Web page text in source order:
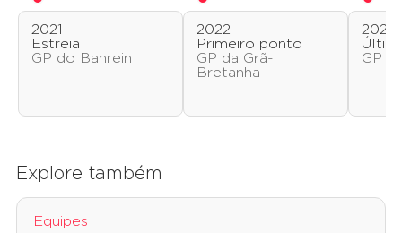
2021
Estreia
GP do Bahrein
2022
Primeiro ponto
GP da Grã-
Bretanha
2022
GP
Explore também
Equipes